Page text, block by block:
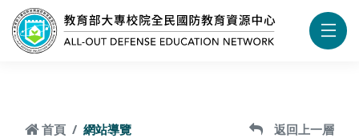
跳到頁面主要內容區
首頁 網站導覽 返回上一層